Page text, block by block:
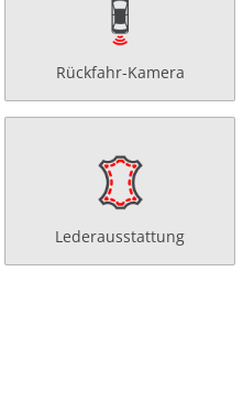
Rückfahr-Kamera
Lederausstattung